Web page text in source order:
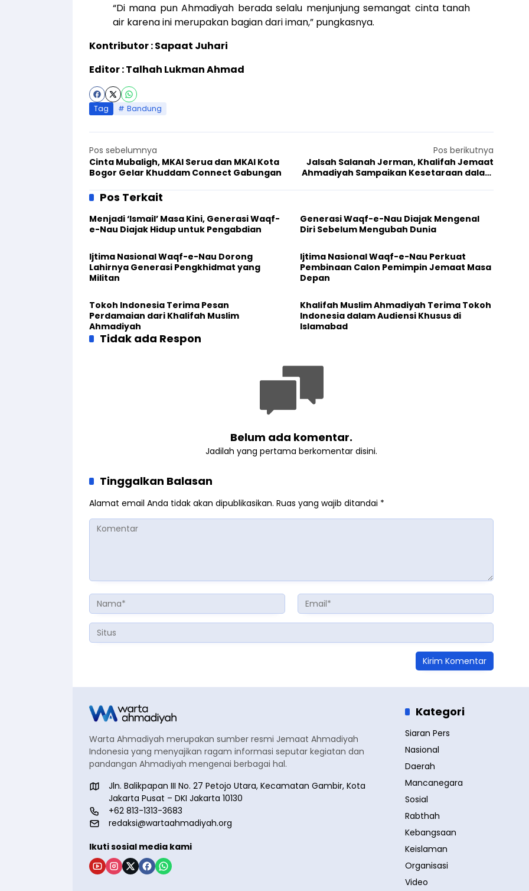
“Di mana pun Ahmadiyah berada selalu menjunjung semangat cinta tanah
air karena ini merupakan bagian dari iman,” pungkasnya.
Kontributor : Sapaat Juhari
Editor : Talhah Lukman Ahmad
Tag Bandung
Pos sebelumnya
Cinta Mubaligh, MKAI Serua dan MKAI Kota
Bogor Gelar Khuddam Connect Gabungan
Pos berikutnya
Jalsah Salanah Jerman, Khalifah Jemaat
Ahmadiyah Sampaikan Kesetaraan dalam
Pos Terkait
Menjadi ‘Ismail’ Masa Kini, Generasi Waqf-
e-Nau Diajak Hidup untuk Pengabdian
Generasi Waqf-e-Nau Diajak Mengenal
Diri Sebelum Mengubah Dunia
Ijtima Nasional Waqf-e-Nau Dorong
Lahirnya Generasi Pengkhidmat yang
Militan
Ijtima Nasional Waqf-e-Nau Perkuat
Pembinaan Calon Pemimpin Jemaat Masa
Depan
Tokoh Indonesia Terima Pesan
Perdamaian dari Khalifah Muslim
Ahmadiyah
Khalifah Muslim Ahmadiyah Terima Tokoh
Indonesia dalam Audiensi Khusus di
Islamabad
Tidak ada Respon
Belum ada komentar.
Jadilah yang pertama berkomentar disini.
Tinggalkan Balasan
Alamat email Anda tidak akan dipublikasikan. Ruas yang wajib ditandai *
Warta Ahmadiyah merupakan sumber resmi Jemaat Ahmadiyah
Indonesia yang menyajikan ragam informasi seputar kegiatan dan
pandangan Ahmadiyah mengenai berbagai hal.
Jln. Balikpapan III No. 27 Petojo Utara, Kecamatan Gambir, Kota
Jakarta Pusat – DKI Jakarta 10130
+62 813-1313-3683
redaksi@wartaahmadiyah.org
Ikuti sosial media kami
Kategori
Siaran Pers
Nasional
Daerah
Mancanegara
Sosial
Rabthah
Kebangsaan
Keislaman
Organisasi
Video